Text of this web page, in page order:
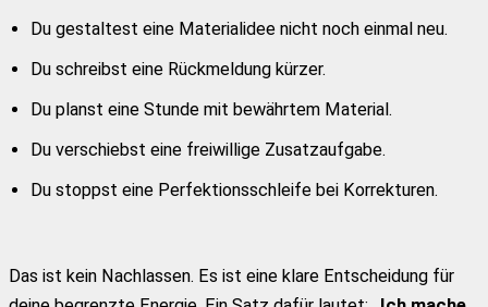
Du gestaltest eine Materialidee nicht noch einmal neu.
Du schreibst eine Rückmeldung kürzer.
Du planst eine Stunde mit bewährtem Material.
Du verschiebst eine freiwillige Zusatzaufgabe.
Du stoppst eine Perfektionsschleife bei Korrekturen.
Das ist kein Nachlassen. Es ist eine klare Entscheidung für